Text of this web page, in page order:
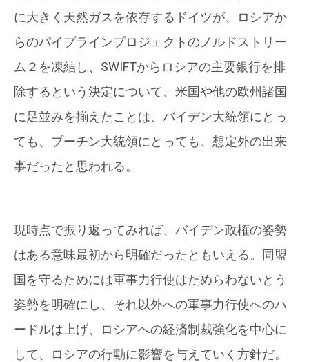
に大きく天然ガスを依存するドイツが、ロシアか
らのパイプラインプロジェクトのノルドストリー
ム２を凍結し、SWIFTからロシアの主要銀行を排
除するという決定について、米国や他の欧州諸国
に足並みを揃えたことは、バイデン大統領にとっ
ても、プーチン大統領にとっても、想定外の出来
事だったと思われる。
現時点で振り返ってみれば、バイデン政権の姿勢
はある意味最初から明確だったともいえる。同盟
国を守るためには軍事力行使はためらわないとう
姿勢を明確にし、それ以外への軍事力行使へのハ
ードルは上げ、ロシアへの経済制裁強化を中心に
して、ロシアの行動に影響を与えていく方針だ。